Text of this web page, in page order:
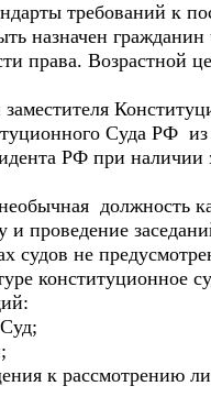
требований к
назначен
права. Возрастной
Суда РФ
РФ при
должность
и проведение
судов не
конституционное
к рассмотрению